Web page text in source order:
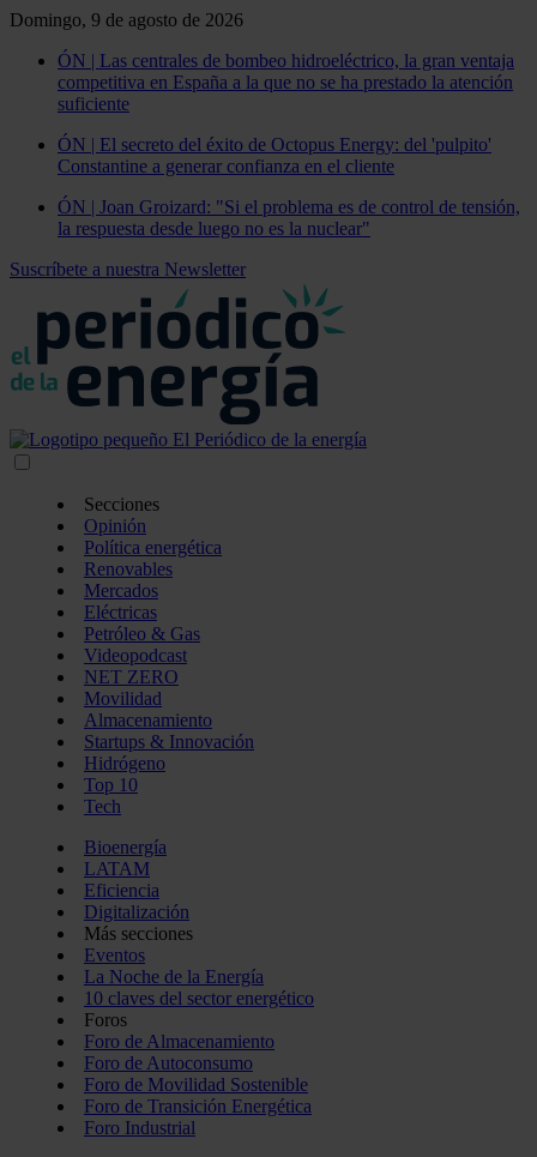
Domingo, 9 de agosto de 2026
ÓN | Las centrales de bombeo hidroeléctrico, la gran ventaja
competitiva en España a la que no se ha prestado la atención
suficiente
ÓN | El secreto del éxito de Octopus Energy: del 'pulpito'
Constantine a generar confianza en el cliente
ÓN | Joan Groizard: "Si el problema es de control de tensión,
la respuesta desde luego no es la nuclear"
Suscríbete a nuestra Newsletter
Secciones
Opinión
Política energética
Renovables
Mercados
Eléctricas
Petróleo & Gas
Videopodcast
NET ZERO
Movilidad
Almacenamiento
Startups & Innovación
Hidrógeno
Top 10
Tech
Bioenergía
LATAM
Eficiencia
Digitalización
Más secciones
Eventos
La Noche de la Energía
10 claves del sector energético
Foros
Foro de Almacenamiento
Foro de Autoconsumo
Foro de Movilidad Sostenible
Foro de Transición Energética
Foro Industrial